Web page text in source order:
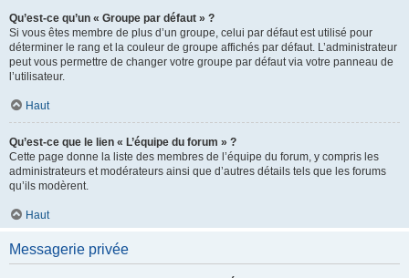
Qu’est-ce qu’un « Groupe par défaut » ?
Si vous êtes membre de plus d’un groupe, celui par défaut est utilisé pour
déterminer le rang et la couleur de groupe affichés par défaut. L’administrateur
peut vous permettre de changer votre groupe par défaut via votre panneau de
l’utilisateur.
Haut
Qu’est-ce que le lien « L’équipe du forum » ?
Cette page donne la liste des membres de l’équipe du forum, y compris les
administrateurs et modérateurs ainsi que d’autres détails tels que les forums
qu’ils modèrent.
Haut
Messagerie privée